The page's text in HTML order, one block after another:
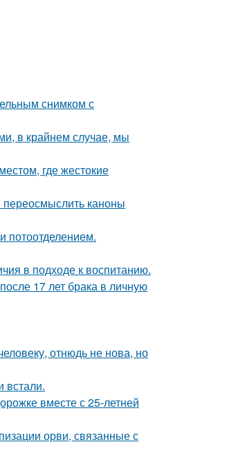
снимком с
в крайнем случае, мы
где жестокие
переосмыслить каноны
потоотделением.
в подходе к воспитанию.
17 лет брака в личную
отнюдь не нова, но
встали.
вместе с 25-летней
орви, связанные с